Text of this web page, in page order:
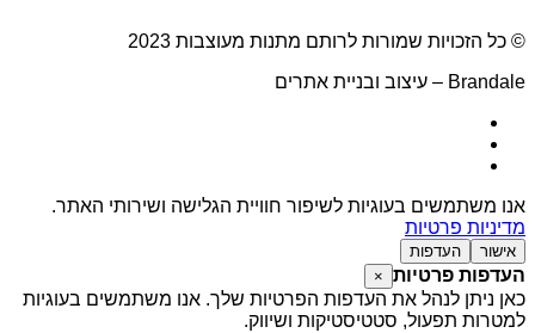
© כל הזכויות שמורות לרותם מתנות מעוצבות 2023
Brandale – עיצוב ובניית אתרים
אנו משתמשים בעוגיות לשיפור חוויית הגלישה ושירותי האתר.
מדיניות פרטיות
אישור העדפות
העדפות פרטיות ×
כאן ניתן לנהל את העדפות הפרטיות שלך. אנו משתמשים בעוגיות
למטרות תפעול, סטטיסטיקות ושיווק.